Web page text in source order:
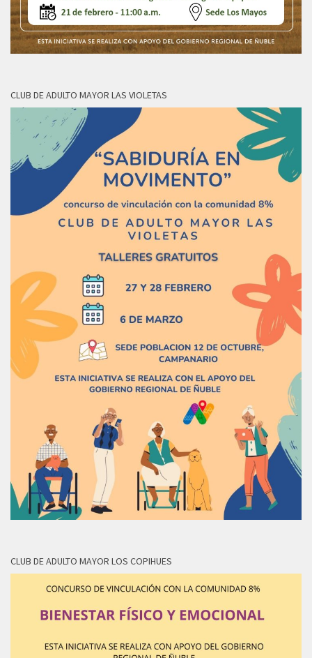
CLUB DE ADULTO MAYOR LAS VIOLETAS
CLUB DE ADULTO MAYOR LOS COPIHUES